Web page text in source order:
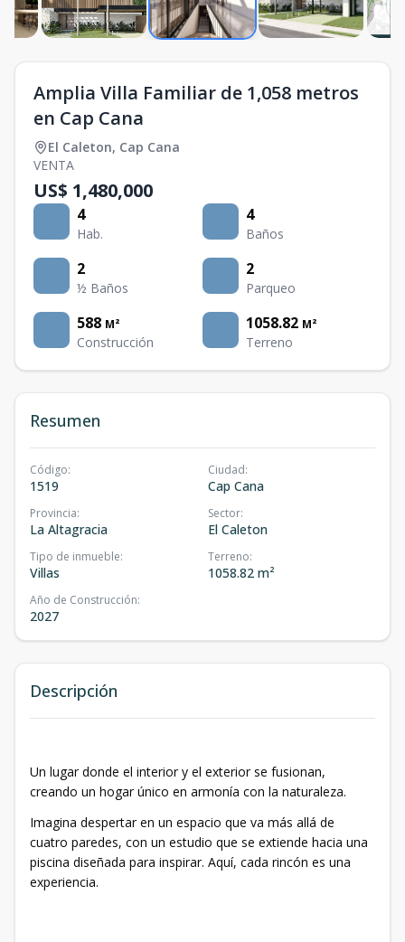
Amplia Villa Familiar de 1,058 metros
en Cap Cana
El Caleton, Cap Cana
VENTA
US$ 1,480,000
4
Hab.
4
Baños
2
½ Baños
2
Parqueo
588 M²
Construcción
1058.82 M²
Terreno
Resumen
Código:
1519
Ciudad:
Cap Cana
Provincia:
La Altagracia
Sector:
El Caleton
Tipo de inmueble:
Villas
Terreno:
1058.82 m²
Año de Construcción:
2027
Descripción
Un lugar donde el interior y el exterior se fusionan,
creando un hogar único en armonía con la naturaleza.
Imagina despertar en un espacio que va más allá de
cuatro paredes, con un estudio que se extiende hacia una
piscina diseñada para inspirar. Aquí, cada rincón es una
experiencia.